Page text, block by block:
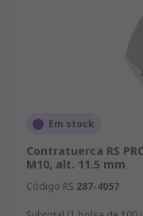
Em stock
Contratuerca RS
M10, alt. 11.5 mm
Código RS 287-4057